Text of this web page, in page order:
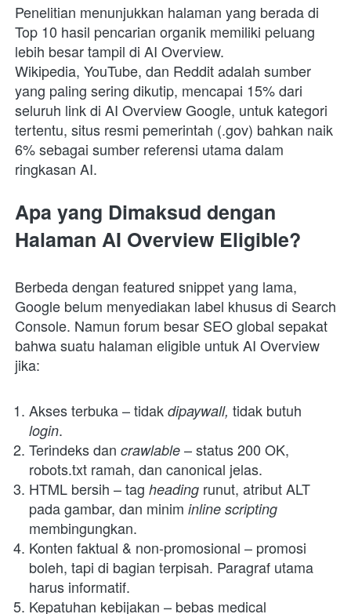
Penelitian menunjukkan halaman yang berada di
Top 10 hasil pencarian organik memiliki peluang
lebih besar tampil di AI Overview.
Wikipedia, YouTube, dan Reddit adalah sumber
yang paling sering dikutip, mencapai 15% dari
seluruh link di AI Overview Google, untuk kategori
tertentu, situs resmi pemerintah (.gov) bahkan naik
6% sebagai sumber referensi utama dalam
ringkasan AI.
Apa yang Dimaksud dengan
Halaman AI Overview Eligible?
Berbeda dengan featured snippet yang lama,
Google belum menyediakan label khusus di Search
Console. Namun forum besar SEO global sepakat
bahwa suatu halaman eligible untuk AI Overview
jika:
Akses terbuka – tidak dipaywall,
login.
Terindeks dan crawlable – status 200 OK,
robots.txt ramah, dan canonical jelas.
HTML bersih – tag heading runut, atribut ALT
pada gambar, dan minim
membingungkan.
Konten faktual & non-promosional – promosi
boleh, tapi di bagian terpisah. Paragraf utama
harus informatif.